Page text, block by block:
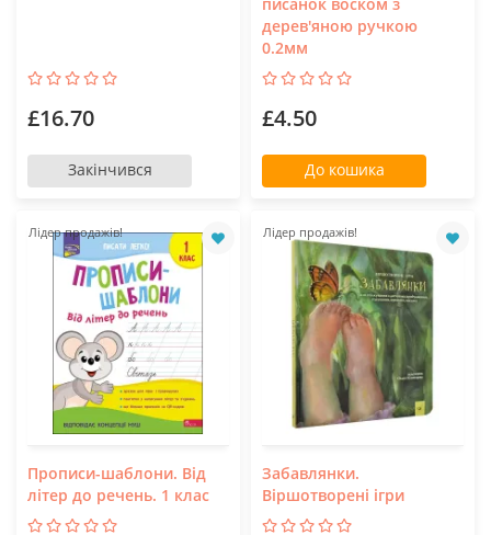
£16.70
Закінчився
дерев'яною ручкою
0.2мм
£4.50
До кошика
Лідер продажів!
Прописи-шаблони. Від
літер до речень. 1 клас
Лідер продажів!
Забавлянки.
Віршотворені ігри